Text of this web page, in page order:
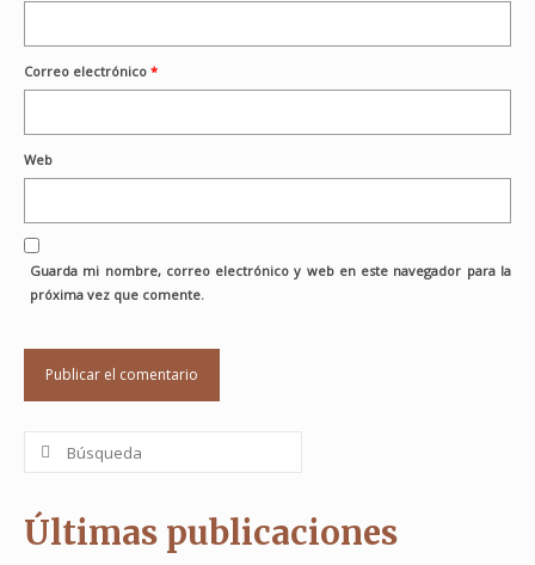
Correo electrónico *
Web
Guarda mi nombre, correo electrónico y web en este navegador para la
próxima vez que comente.
Buscar
Últimas publicaciones